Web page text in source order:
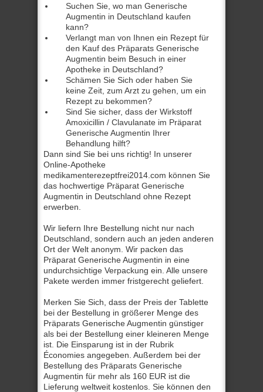
Suchen Sie, wo man Generische
Augmentin in Deutschland kaufen
kann?
Verlangt man von Ihnen ein Rezept für
den Kauf des Präparats Generische
Augmentin beim Besuch in einer
Apotheke in Deutschland?
Schämen Sie Sich oder haben Sie
keine Zeit, zum Arzt zu gehen, um ein
Rezept zu bekommen?
Sind Sie sicher, dass der Wirkstoff
Amoxicillin / Clavulanate im Präparat
Generische Augmentin Ihrer
Behandlung hilft?
Dann sind Sie bei uns richtig! In unserer
Online-Apotheke
medikamenterezeptfrei2014.com können Sie
das hochwertige Präparat Generische
Augmentin in Deutschland ohne Rezept
erwerben.
Wir liefern Ihre Bestellung nicht nur nach
Deutschland, sondern auch an jeden anderen
Ort der Welt anonym. Wir packen das
Präparat Generische Augmentin in eine
undurchsichtige Verpackung ein. Alle unsere
Pakete werden immer fristgerecht geliefert.
Merken Sie Sich, dass der Preis der Tablette
bei der Bestellung in größerer Menge des
Präparats Generische Augmentin günstiger
als bei der Bestellung einer kleineren Menge
ist. Die Einsparung ist in der Rubrik
Économies angegeben. Außerdem bei der
Bestellung des Präparats Generische
Augmentin für mehr als 160 EUR ist die
Lieferung weltweit kostenlos. Sie können den